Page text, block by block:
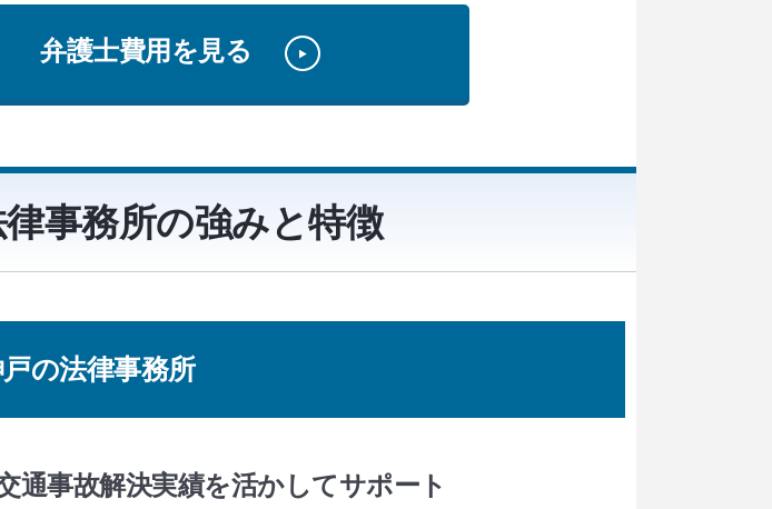
弁護士費用を見る
事務所の強みと特徴
の法律事務所
通事故解決実績を活かしてサポート